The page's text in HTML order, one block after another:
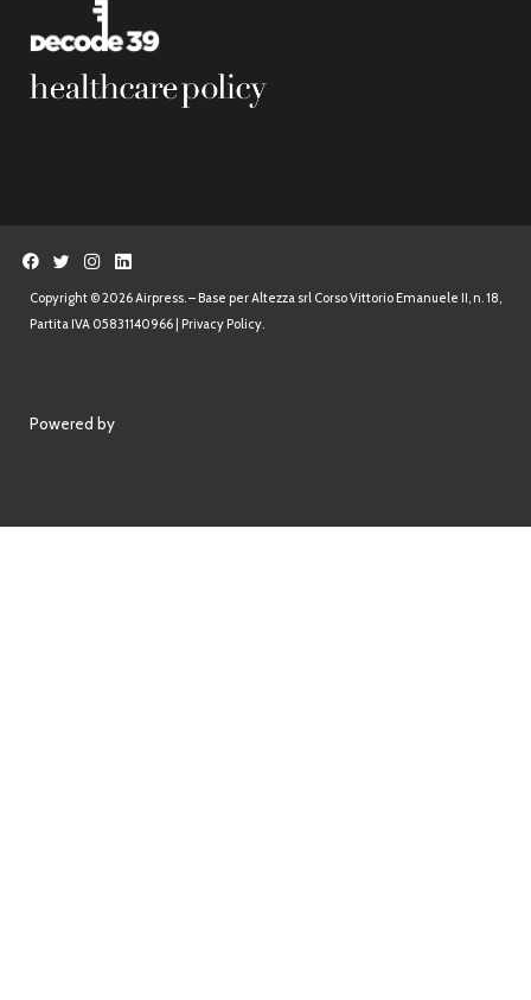
Copyright © 2026 Airpress. – Base per Altezza srl Corso Vittorio Emanuele II, n. 18,
Partita IVA 05831140966 | Privacy Policy.
Powered by